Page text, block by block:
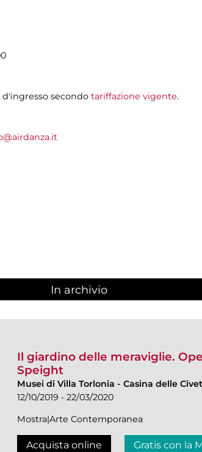
secondo tariffazione vigente.
In archivio
Il giardino delle meraviglie.
Speight
Musei di Villa Torlonia - Casina delle
12/10/2019 - 22/03/2020
Mostra|Arte Contemporanea
Acquista online Gratis con la